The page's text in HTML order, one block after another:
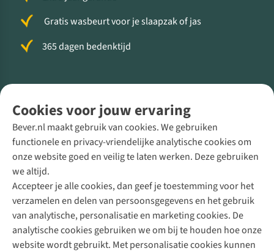
Cookies voor jouw ervaring
Bever.nl maakt gebruik van cookies. We gebruiken
functionele en privacy-vriendelijke analytische cookies om
onze website goed en veilig te laten werken. Deze gebruiken
we altijd.
Accepteer je alle cookies, dan geef je toestemming voor het
verzamelen en delen van persoonsgegevens en het gebruik
van analytische, personalisatie en marketing cookies. De
analytische cookies gebruiken we om bij te houden hoe onze
website wordt gebruikt. Met personalisatie cookies kunnen
Gratis wasbeurt voor je slaapzak of jas
365 dagen bedenktijd
Direct advies van een Buitenexpert
+31 (0)85 888 50 88
+31 6 12 28 49 80
Contactformulier